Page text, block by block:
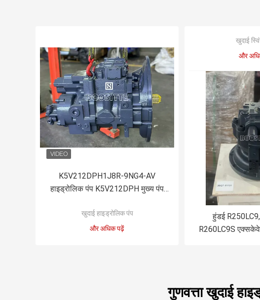
K5V212DPH1J8R-9NG4-AV
हाइड्रोलिक पंप K5V212DPH मुख्य पंप
खुदाई हाइड्रोलिक पंप
और अधिक पढ़ें
खुदाई
और
हुंडई
R260LC9S
गुणवत्ता खुदाई